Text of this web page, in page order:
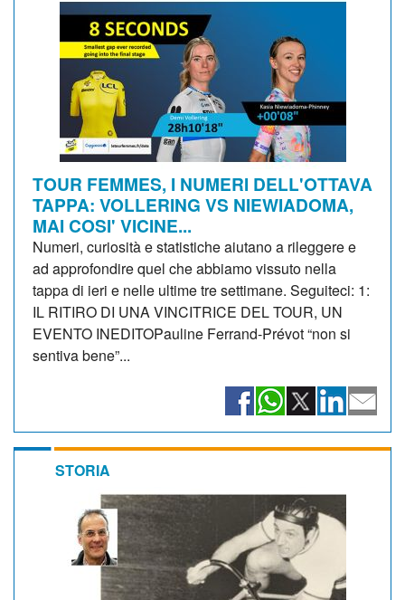
TOUR FEMMES, I NUMERI DELL'OTTAVA
TAPPA: VOLLERING VS NIEWIADOMA,
MAI COSI' VICINE...
Numeri, curiosità e statistiche aiutano a rileggere e
ad approfondire quel che abbiamo vissuto nella
tappa di ieri e nelle ultime tre settimane. Seguiteci: 1:
IL RITIRO DI UNA VINCITRICE DEL TOUR, UN
EVENTO INEDITOPauline Ferrand-Prévot “non si
sentiva bene”...
STORIA